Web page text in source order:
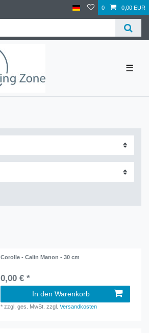
0 0,00 EUR
☰
Corolle - Calin Manon - 30 cm
0,00 € *
In den Warenkorb
*zzgl. ges. MwSt. zzgl.Versandkosten